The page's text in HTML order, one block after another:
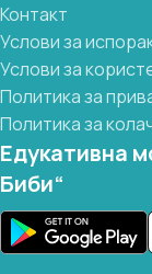
Контакт
Услови за
Услови за
Политика за
Политика за
Едукативна
Биби“